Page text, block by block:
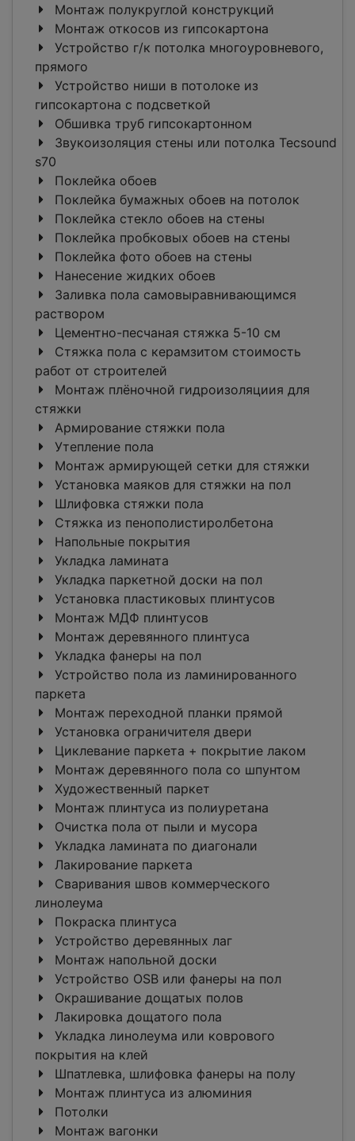
Монтаж полукруглой конструкций
Монтаж откосов из гипсокартона
Устройство г/к потолка многоуровневого,
прямого
Устройство ниши в потолоке из
гипсокартона с подсветкой
Обшивка труб гипсокартонном
Звукоизоляция стены или потолка Tecsound
s70
Поклейка обоев
Поклейка бумажных обоев на потолок
Поклейка стекло обоев на стены
Поклейка пробковых обоев на стены
Поклейка фото обоев на стены
Нанесение жидких обоев
Заливка пола самовыравнивающимся
раствором
Цементно-песчаная стяжка 5-10 см
Стяжка пола с керамзитом стоимость
работ от строителей
Монтаж плёночной гидроизоляциия для
стяжки
Армирование стяжки пола
Утепление пола
Монтаж армирующей сетки для стяжки
Установка маяков для стяжки на пол
Шлифовка стяжки пола
Стяжка из пенополистиролбетона
Напольные покрытия
Укладка ламината
Укладка паркетной доски на пол
Установка пластиковых плинтусов
Монтаж МДФ плинтусов
Монтаж деревянного плинтуса
Укладка фанеры на пол
Устройство пола из ламинированного
паркета
Монтаж переходной планки прямой
Установка ограничителя двери
Циклевание паркета + покрытие лаком
Монтаж деревянного пола со шпунтом
Художественный паркет
Монтаж плинтуса из полиуретана
Очистка пола от пыли и мусора
Укладка ламината по диагонали
Лакирование паркета
Сваривания швов коммерческого
линолеума
Покраска плинтуса
Устройство деревянных лаг
Монтаж напольной доски
Устройство OSB или фанеры на пол
Окрашивание дощатых полов
Лакировка дощатого пола
Укладка линолеума или коврового
покрытия на клей
Шпатлевка, шлифовка фанеры на полу
Монтаж плинтуса из алюминия
Потолки
Монтаж вагонки